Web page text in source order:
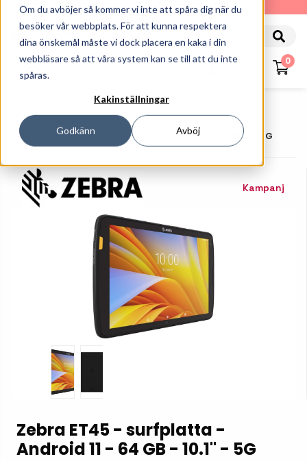
Om du avböjer så kommer vi inte att spåra dig när du
besöker vår webbplats. För att kunna respektera
dina önskemål måste vi dock placera en kaka i din
webbläsare så att våra system kan se till att du inte
spåras.
Kakinställningar
Godkänn Avböj
010-162 61 90
0
Truckdatorer, Plattor Och Skärmar
Ruggade Plattor
Zebra ET45 - Surfplatta - Android 11 - 64 GB - 10.1" - 5G
Kampanj
Zebra ET45 - surfplatta -
Android 11 - 64 GB - 10.1" - 5G